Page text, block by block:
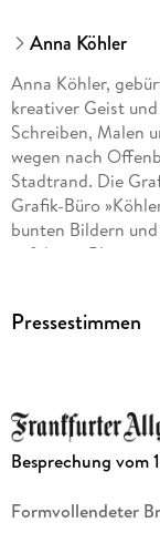
Anna Köhler
Anna Köhler,
kreativer Geist
Schreiben, Malen
wegen nach
Stadtrand. Die
Grafik-Büro
bunten Bildern
auf ihrem Blog
Pressestimmen
Besprechung vom
Formvollendeter